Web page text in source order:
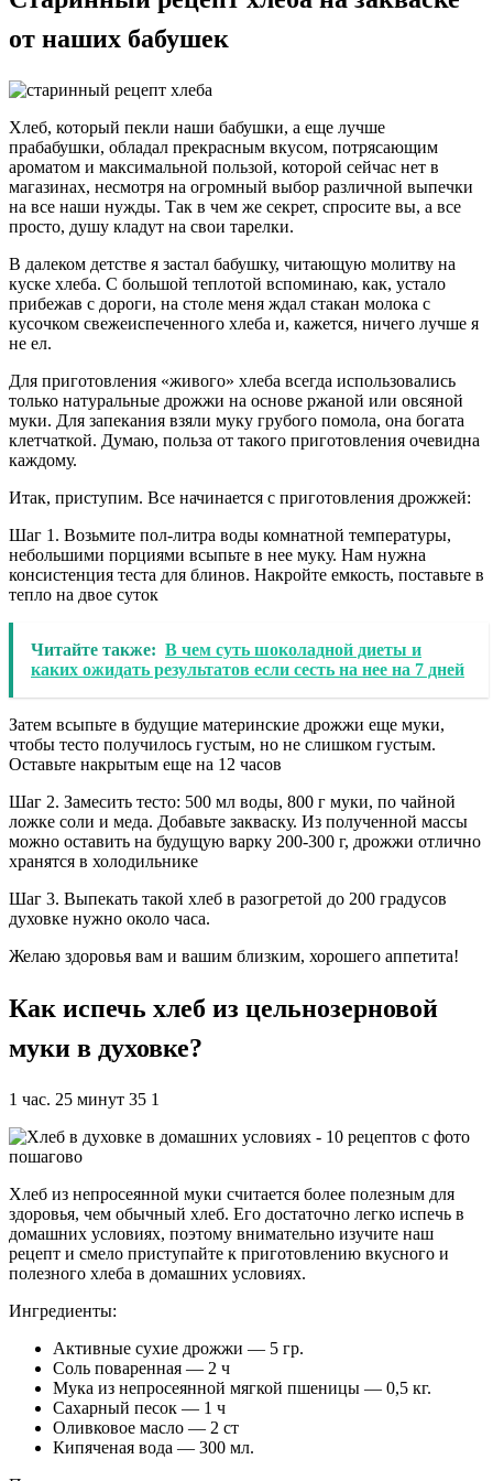
от наших бабушек
Хлеб, который пекли наши бабушки, а еще лучше
прабабушки, обладал прекрасным вкусом, потрясающим
ароматом и максимальной пользой, которой сейчас нет в
магазинах, несмотря на огромный выбор различной выпечки
на все наши нужды. Так в чем же секрет, спросите вы, а все
просто, душу кладут на свои тарелки.
В далеком детстве я застал бабушку, читающую молитву на
куске хлеба. С большой теплотой вспоминаю, как, устало
прибежав с дороги, на столе меня ждал стакан молока с
кусочком свежеиспеченного хлеба и, кажется, ничего лучше я
не ел.
Для приготовления «живого» хлеба всегда использовались
только натуральные дрожжи на основе ржаной или овсяной
муки. Для запекания взяли муку грубого помола, она богата
клетчаткой. Думаю, польза от такого приготовления очевидна
каждому.
Итак, приступим. Все начинается с приготовления дрожжей:
Шаг 1. Возьмите пол-литра воды комнатной температуры,
небольшими порциями всыпьте в нее муку. Нам нужна
консистенция теста для блинов. Накройте емкость, поставьте в
тепло на двое суток
Читайте также: В чем суть шоколадной диеты и
каких ожидать результатов если сесть на нее на 7 дней
Затем всыпьте в будущие материнские дрожжи еще муки,
чтобы тесто получилось густым, но не слишком густым.
Оставьте накрытым еще на 12 часов
Шаг 2. Замесить тесто: 500 мл воды, 800 г муки, по чайной
ложке соли и меда. Добавьте закваску. Из полученной массы
можно оставить на будущую варку 200-300 г, дрожжи отлично
хранятся в холодильнике
Шаг 3. Выпекать такой хлеб в разогретой до 200 градусов
духовке нужно около часа.
Желаю здоровья вам и вашим близким, хорошего аппетита!
Как испечь хлеб из цельнозерновой
муки в духовке?
1 час. 25 минут 35 1
Хлеб из непросеянной муки считается более полезным для
здоровья, чем обычный хлеб. Его достаточно легко испечь в
домашних условиях, поэтому внимательно изучите наш
рецепт и смело приступайте к приготовлению вкусного и
полезного хлеба в домашних условиях.
Ингредиенты:
Активные сухие дрожжи — 5 гр.
Соль поваренная — 2 ч
Мука из непросеянной мягкой пшеницы — 0,5 кг.
Сахарный песок — 1 ч
Оливковое масло — 2 ст
Кипяченая вода — 300 мл.